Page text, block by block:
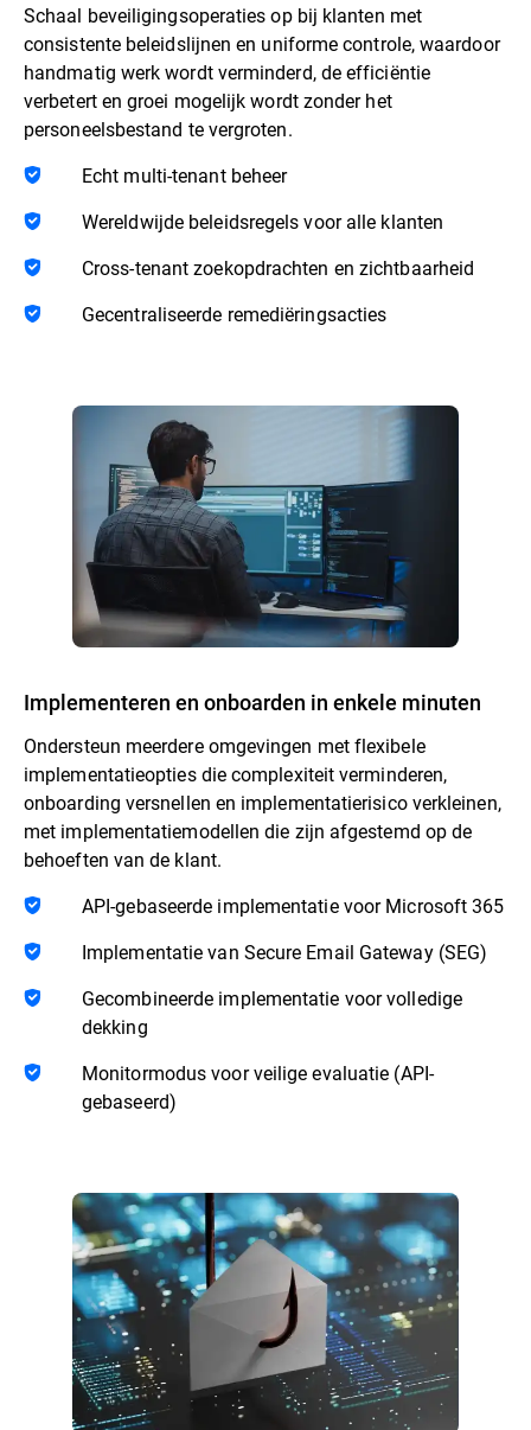
Schaal beveiligingsoperaties op bij klanten met
consistente beleidslijnen en uniforme controle, waardoor
handmatig werk wordt verminderd, de efficiëntie
verbetert en groei mogelijk wordt zonder het
personeelsbestand te vergroten.
Echt multi-tenant beheer
Wereldwijde beleidsregels voor alle klanten
Cross-tenant zoekopdrachten en zichtbaarheid
Gecentraliseerde remediëringsacties
Implementeren en onboarden in enkele minuten
Ondersteun meerdere omgevingen met flexibele
implementatieopties die complexiteit verminderen,
onboarding versnellen en implementatierisico verkleinen,
met implementatiemodellen die zijn afgestemd op de
behoeften van de klant.
API-gebaseerde implementatie voor Microsoft 365
Implementatie van Secure Email Gateway (SEG)
Gecombineerde implementatie voor volledige
dekking
Monitormodus voor veilige evaluatie (API-
gebaseerd)